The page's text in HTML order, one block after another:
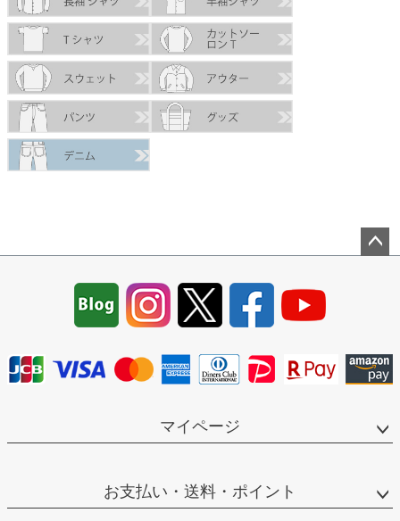
マイページ
お支払い・送料・ポイント